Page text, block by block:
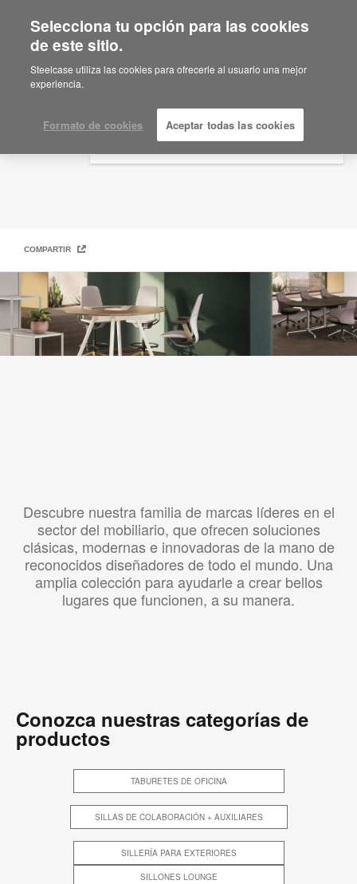
Are you in United States?
Would you like to see Products we sell in
your region?
English
Español
Steelcase Design Collection
COMPARTIR
Descubre nuestra familia de marcas líderes en el
sector del mobiliario, que ofrecen soluciones
clásicas, modernas e innovadoras de la mano de
reconocidos diseñadores de todo el mundo. Una
amplia colección para ayudarle a crear bellos
lugares que funcionen, a su manera.
Conozca nuestras categorías de
productos
TABURETES DE OFICINA
SILLAS DE COLABORACIÓN + AUXILIARES
SILLERÍA PARA EXTERIORES
SILLONES LOUNGE
Selecciona tu opción para las cookies
de este sitio.
Steelcase utiliza las cookies para ofrecerle al usuario una mejor
experiencia.
Formato de cookies Aceptar todas las cookies